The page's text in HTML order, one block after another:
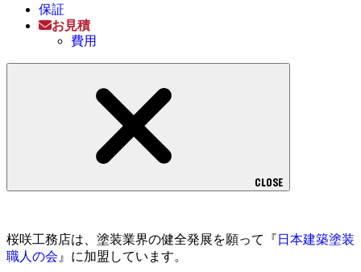
保証
お見積
費用
CLOSE
桜咲工務店は、塗装業界の健全発展を願って『 日本建築塗装
職人の会 』に加盟しています。